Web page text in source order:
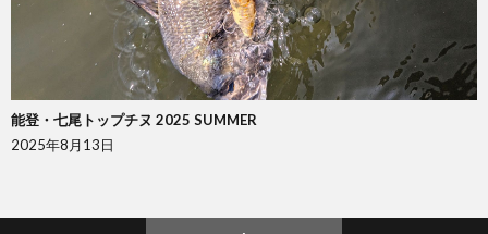
能登・七尾トップチヌ 2025 SUMMER
2025年8月13日